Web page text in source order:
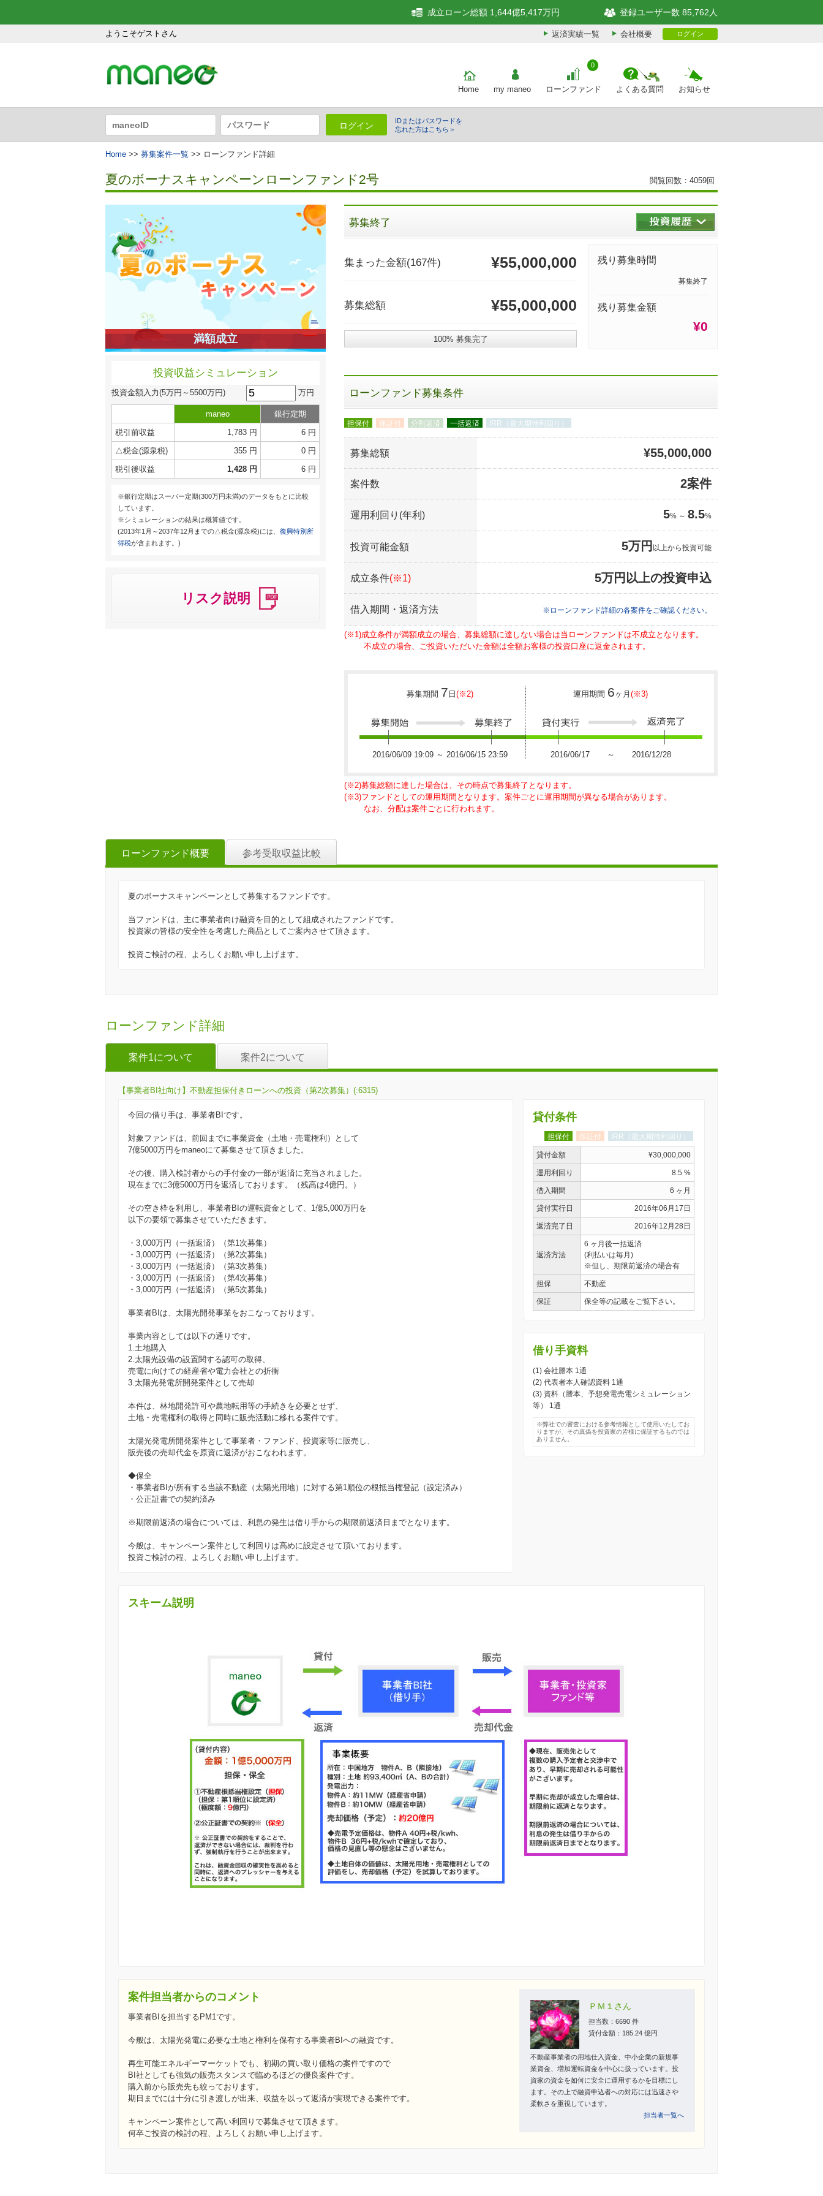
ようこそゲストさん
成立ローン総額 1,644億5,417万円 登録ユーザー数 85,762人
返済実績一覧 会社概要 ログイン
Home my maneo ローンファンド
0
よくある質問 お知らせ
ログイン
IDまたはパスワードを
忘れた方はこちら＞
Home >> 募集案件一覧 >> ローンファンド詳細
夏のボーナスキャンペーンローンファンド2号 閲覧回数：4059回
満額成立
投資収益シミュレーション
投資金額入力(5万円～5500万円) 万円
maneo
銀行定期
税引前収益
1,783 円
6 円
△税金(源泉税)
355 円
0 円
税引後収益
1,428 円 6 円
※銀行定期はスーパー定期(300万円未満)のデータをもとに比較
しています。
※シミュレーションの結果は概算値です。
(2013年1月～2037年12月までの△税金(源泉税)には、 復興特別所
得税が含まれます。)
リスク説明
募集終了
集まった金額(167件) ¥55,000,000
募集総額 ¥55,000,000
100% 募集完了
残り募集時間
募集終了
残り募集金額
¥0
ローンファンド募集条件
担保付 保証付 分割返済 一括返済 IRR（最大期待利回り）
募集総額 ¥55,000,000
案件数 2案件
運用利回り(年利) 5% ～ 8.5%
投資可能金額 5万円 以上から投資可能
成立条件(※1) 5万円以上の投資申込
借入期間・返済方法 ※ローンファンド詳細の各案件をご確認ください。
(※1)成立条件が満額成立の場合、募集総額に達しない場合は当ローンファンドは不成立となります。
不成立の場合、ご投資いただいた金額は全額お客様の投資口座に返金されます。
募集期間 7 日(※2) 運用期間 6ヶ月 (※3)
2016/06/09 19:09 ～ 2016/06/15 23:59 2016/06/17 ～ 2016/12/28
(※2)募集総額に達した場合は、その時点で募集終了となります。
(※3)ファンドとしての運用期間となります。案件ごとに運用期間が異なる場合があります。
なお、分配は案件ごとに行われます。
ローンファンド概要 参考受取収益比較
夏のボーナスキャンペーンとして募集するファンドです。
当ファンドは、主に事業者向け融資を目的として組成されたファンドです。
投資家の皆様の安全性を考慮した商品としてご案内させて頂きます。
投資ご検討の程、よろしくお願い申し上げます。
ローンファンド詳細
案件1について 案件2について
【事業者BI社向け】不動産担保付きローンへの投資（第2次募集）(:6315)
今回の借り手は、事業者BIです。
対象ファンドは、前回までに事業資金（土地・売電権利）として
7億5000万円をmaneoにて募集させて頂きました。
その後、購入検討者からの手付金の一部が返済に充当されました。
現在までに3億5000万円を返済しております。（残高は4億円。）
その空き枠を利用し、事業者BIの運転資金として、1億5,000万円を
以下の要領で募集させていただきます。
・3,000万円（一括返済）（第1次募集）
・3,000万円（一括返済）（第2次募集）
・3,000万円（一括返済）（第3次募集）
・3,000万円（一括返済）（第4次募集）
・3,000万円（一括返済）（第5次募集）
事業者BIは、太陽光開発事業をおこなっております。
事業内容としては以下の通りです。
1.土地購入
2.太陽光設備の設置関する認可の取得、
売電に向けての経産省や電力会社との折衝
3.太陽光発電所開発案件として売却
本件は、林地開発許可や農地転用等の手続きを必要とせず、
土地・売電権利の取得と同時に販売活動に移れる案件です。
太陽光発電所開発案件として事業者・ファンド、投資家等に販売し、
販売後の売却代金を原資に返済がおこなわれます。
◆保全
・事業者BIが所有する当該不動産（太陽光用地）に対する第1順位の根抵当権登記（設定済み）
・公正証書での契約済み
※期限前返済の場合については、利息の発生は借り手からの期限前返済日までとなります。
今般は、キャンペーン案件として利回りは高めに設定させて頂いております。
投資ご検討の程、よろしくお願い申し上げます。
貸付条件
担保付 保証付 IRR（最大期待利回り）
貸付金額 ¥30,000,000
運用利回り 8.5 %
借入期間 6 ヶ月
貸付実行日 2016年06月17日
返済完了日 2016年12月28日
返済方法
6 ヶ月後一括返済
(利払いは毎月)
※但し、期限前返済の場合有
担保 不動産
保証 保全等の記載をご覧下さい。
借り手資料
(1) 会社謄本 1通
(2) 代表者本人確認資料 1通
(3) 資料（謄本、予想発電売電シミュレーション
等） 1通
※弊社での審査における参考情報として使用いたしてお
りますが、その真偽を投資家の皆様に保証するものでは
ありません。
スキーム説明
案件担当者からのコメント
事業者BIを担当するPM1です。
今般は、太陽光発電に必要な土地と権利を保有する事業者BIへの融資です。
再生可能エネルギーマーケットでも、初期の買い取り価格の案件ですので
BI社としても強気の販売スタンスで臨めるほどの優良案件です。
購入前から販売先も絞っております。
期日までには十分に引き渡しが出来、収益を以って返済が実現できる案件です。
キャンペーン案件として高い利回りで募集させて頂きます。
何卒ご投資の検討の程、よろしくお願い申し上げます。
ＰＭ１さん
担当数：6690 件
貸付金額：185.24 億円
不動産事業者の用地仕入資金、中小企業の新規事
業資金、増加運転資金を中心に扱っています。投
資家の資金を如何に安全に運用するかを目標にし
ます。その上で融資申込者への対応には迅速さや
柔軟さを重視しています。
担当者一覧へ